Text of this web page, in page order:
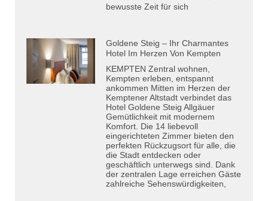
bewusste Zeit für sich
Goldene Steig – Ihr Charmantes
Hotel Im Herzen Von Kempten
KEMPTEN Zentral wohnen,
Kempten erleben, entspannt
ankommen Mitten im Herzen der
Kemptener Altstadt verbindet das
Hotel Goldene Steig Allgäuer
Gemütlichkeit mit modernem
Komfort. Die 14 liebevoll
eingerichteten Zimmer bieten den
perfekten Rückzugsort für alle, die
die Stadt entdecken oder
geschäftlich unterwegs sind. Dank
der zentralen Lage erreichen Gäste
zahlreiche Sehenswürdigkeiten,